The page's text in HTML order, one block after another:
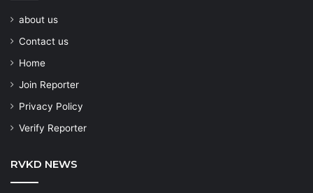
about us
Contact us
Home
Join Reporter
Privacy Policy
Verify Reporter
RVKD NEWS